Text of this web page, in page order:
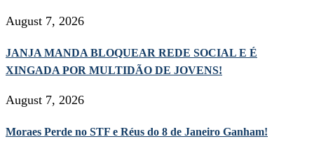
August 7, 2026
JANJA MANDA BLOQUEAR REDE SOCIAL E É
XINGADA POR MULTIDÃO DE JOVENS!
August 7, 2026
Moraes Perde no STF e Réus do 8 de Janeiro Ganham!